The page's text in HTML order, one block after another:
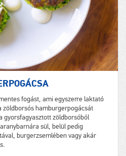
fogást, ami egyszerre laktató
zöldborsós hamburgerpogácsát
gyorsfagyasztott zöldborsóból
sül, belül pedig
burgerzsemlében vagy akár